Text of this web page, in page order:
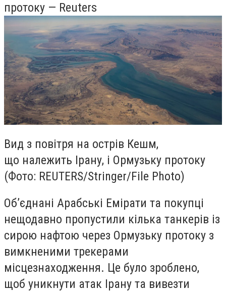
протоку — Reuters
Вид з повітря на острів Кешм,
що належить Ірану, і Ормузьку протоку
(Фото: REUTERS/Stringer/File Photo)
Об’єднані Арабські Емірати та покупці
нещодавно пропустили кілька танкерів із
сирою нафтою через Ормузьку протоку з
вимкненими трекерами
місцезнаходження. Це було зроблено,
щоб уникнути атак Ірану та вивезти